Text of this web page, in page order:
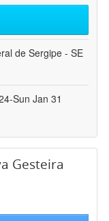
de Sergipe - SE
Sun Jan 31
Gesteira